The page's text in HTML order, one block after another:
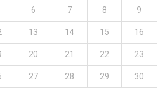
6 7 8 9
13 14 15 16
20 21 22 23
27 28 29 30